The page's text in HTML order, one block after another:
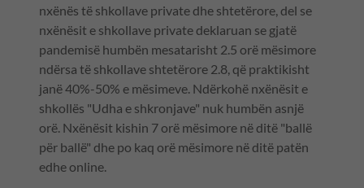
nxënës të shkollave private dhe shtetërore, del se
nxënësit e shkollave private deklaruan se gjatë
pandemisë humbën mesatarisht 2.5 orë mësimore
ndërsa të shkollave shtetërore 2.8, që praktikisht
janë 40%-50% e mësimeve. Ndërkohë nxënësit e
shkollës "Udha e shkronjave" nuk humbën asnjë
orë. Nxënësit kishin 7 orë mësimore në ditë "ballë
për ballë" dhe po kaq orë mësimore në ditë patën
edhe online.